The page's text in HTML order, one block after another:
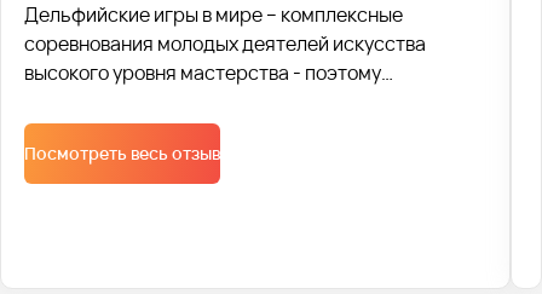
Дельфийские игры в мире – комплексные
соревнования молодых деятелей искусства
высокого уровня мастерства - поэтому
тоже высоки. В 2018 году местом проведения был
город Владивосток, что особенно несколько
затрудняло быструю проработку всей логистики.
Посмотреть весь отзыв